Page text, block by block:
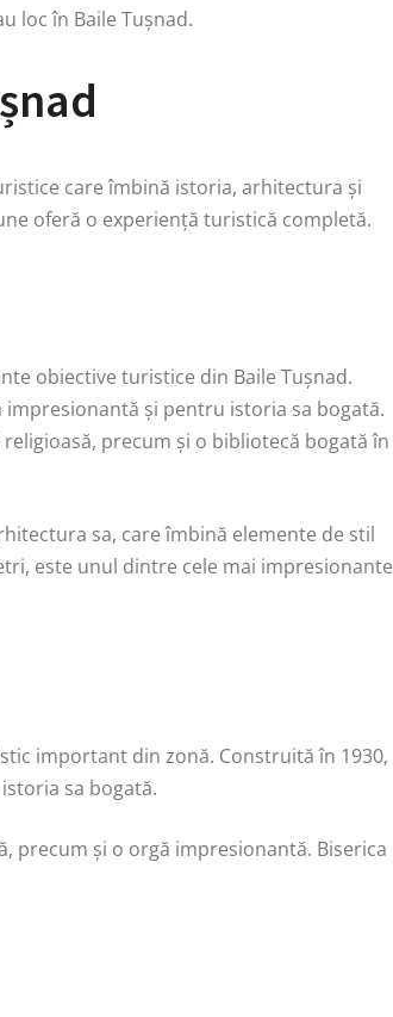
loc în Baile Tușnad.
care îmbină istoria, arhitectura și
oferă o experiență turistică completă.
obiective turistice din Baile Tușnad.
și pentru istoria sa bogată.
precum și o bibliotecă bogată în
sa, care îmbină elemente de stil
este unul dintre cele mai impresionante
important din zonă. Construită în 1930,
sa bogată.
precum și o orgă impresionantă. Biserica